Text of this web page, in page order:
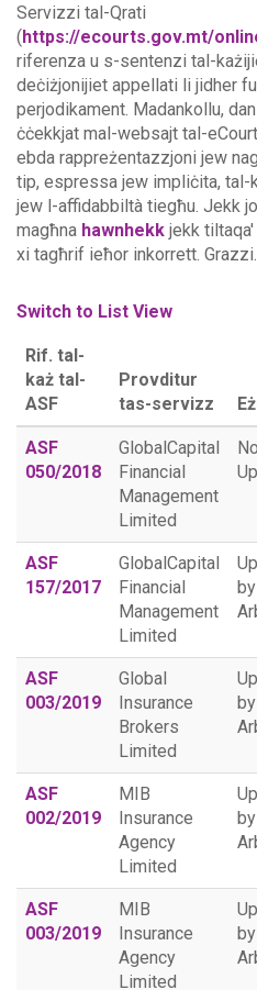
Servizzi tal-Qrati
(https://ecourts.gov.mt/
riferenza u s-sentenzi tal-
deċiżjonijiet appellati li jidher
perjodikament. Madankollu,
ċċekkjat mal-websajt tal-
ebda rappreżentazzjoni jew
tip, espressa jew impliċita,
jew l-affidabbiltà tiegħu. Jekk
magħna hawnhekk jekk
xi tagħrif ieħor inkorrett. Grazzi.
Switch to List View
Rif. tal-
każ tal-
ASF
Provditur
tas-servizz
ASF
050/2018
GlobalCapital
Financial
Management
Limited
ASF
157/2017
GlobalCapital
Financial
Management
Limited
by
ASF
003/2019
Global
Insurance
Brokers
Limited
by
ASF
002/2019
MIB
Insurance
Agency
Limited
by
ASF
003/2019
MIB
Insurance
Agency
Limited
by